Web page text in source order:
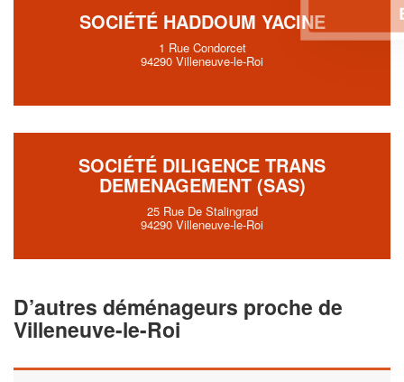
SOCIÉTÉ HADDOUM YACINE
1 Rue Condorcet
94290 Villeneuve-le-Roi
SOCIÉTÉ DILIGENCE TRANS
DEMENAGEMENT (SAS)
25 Rue De Stalingrad
94290 Villeneuve-le-Roi
D’autres déménageurs proche de
Villeneuve-le-Roi
En savoir plus